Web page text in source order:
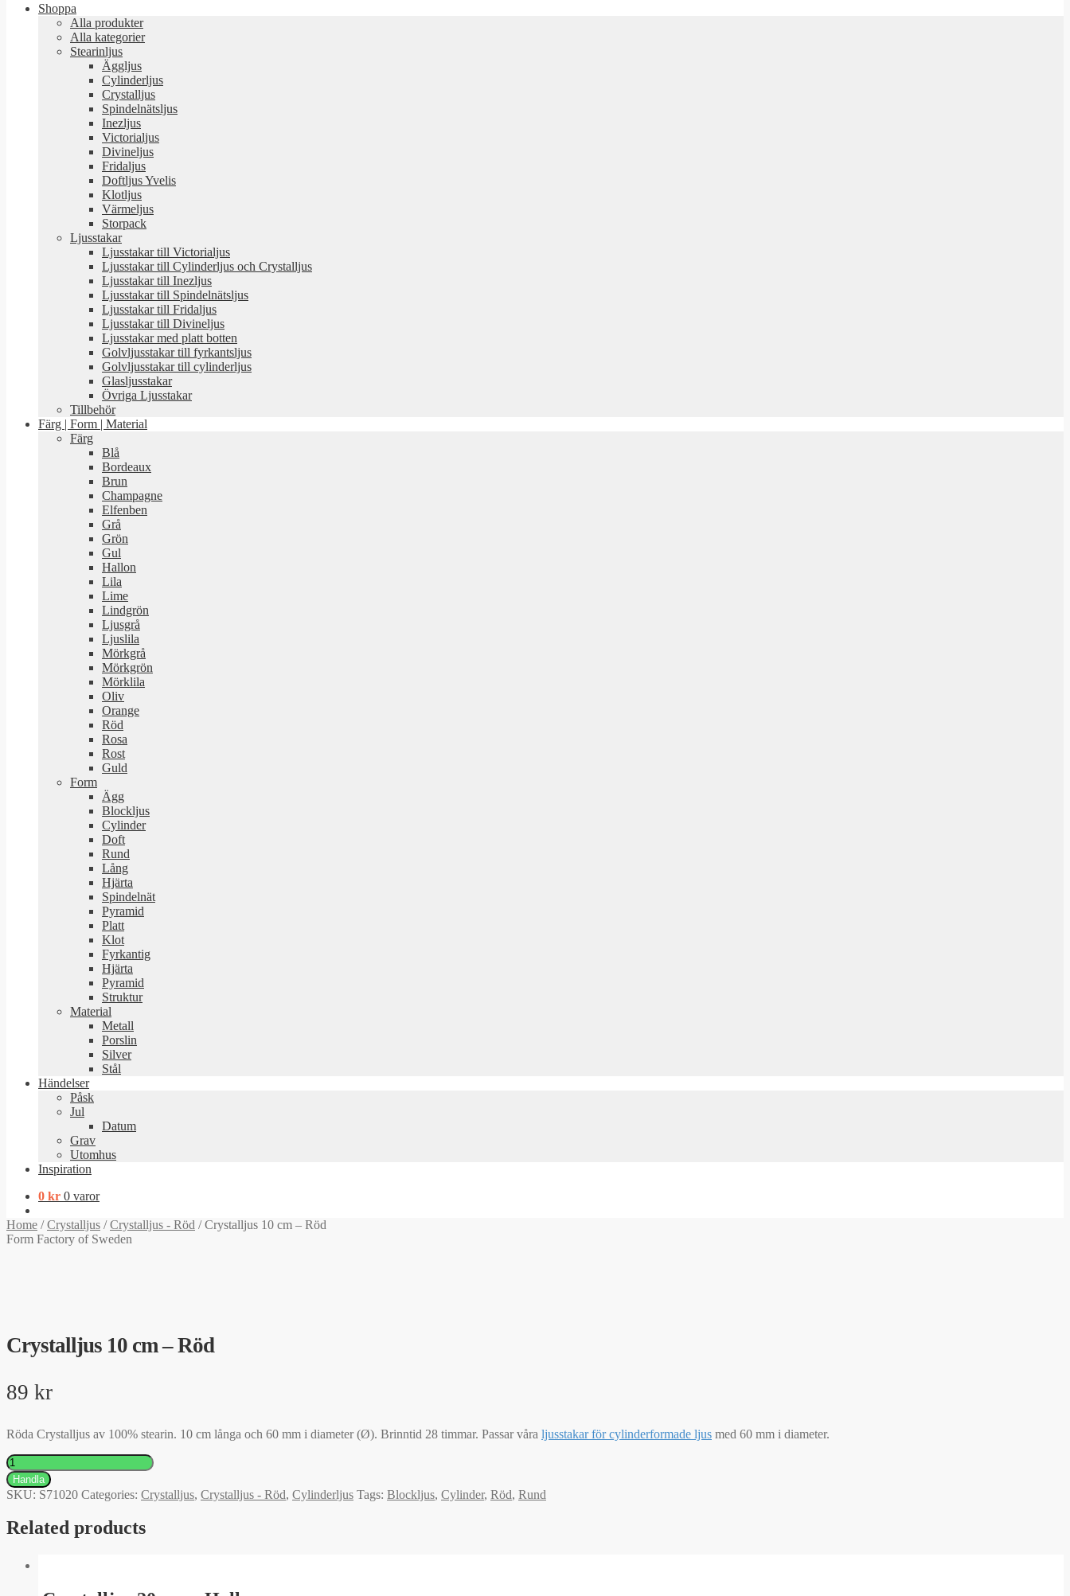
Shoppa
Alla produkter
Alla kategorier
Stearinljus
Äggljus
Cylinderljus
Crystalljus
Spindelnätsljus
Inezljus
Victorialjus
Divineljus
Fridaljus
Doftljus Yvelis
Klotljus
Värmeljus
Storpack
Ljusstakar
Ljusstakar till Victorialjus
Ljusstakar till Cylinderljus och Crystalljus
Ljusstakar till Inezljus
Ljusstakar till Spindelnätsljus
Ljusstakar till Fridaljus
Ljusstakar till Divineljus
Ljusstakar med platt botten
Golvljusstakar till fyrkantsljus
Golvljusstakar till cylinderljus
Glasljusstakar
Övriga Ljusstakar
Tillbehör
Färg | Form | Material
Färg
Blå
Bordeaux
Brun
Champagne
Elfenben
Grå
Grön
Gul
Hallon
Lila
Lime
Lindgrön
Ljusgrå
Ljuslila
Mörkgrå
Mörkgrön
Mörklila
Oliv
Orange
Röd
Rosa
Rost
Guld
Form
Ägg
Blockljus
Cylinder
Doft
Rund
Lång
Hjärta
Spindelnät
Pyramid
Platt
Klot
Fyrkantig
Hjärta
Pyramid
Struktur
Material
Metall
Porslin
Silver
Stål
Händelser
Påsk
Jul
Datum
Grav
Utomhus
Inspiration
0 kr 0 varor
Home /Crystalljus /Crystalljus - Röd /Crystalljus 10 cm – Röd
Form Factory of Sweden
Crystalljus 10 cm – Röd
89 kr
Röda Crystalljus av 100% stearin. 10 cm långa och 60 mm i diameter (Ø). Brinntid 28 timmar. Passar våra ljusstakar för cylinderformade ljus med 60 mm i diameter.
Crystalljus
10
cm
-
quantity
Handla
SKU: S71020 Categories: Crystalljus, Crystalljus - Röd, Cylinderljus Tags: Blockljus, Cylinder, Röd, Rund
Related products